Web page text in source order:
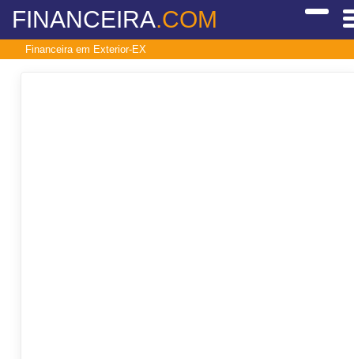
FINANCEIRA.COM
Financeira em Exterior-EX